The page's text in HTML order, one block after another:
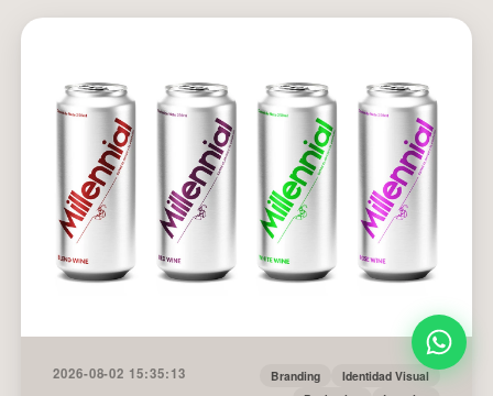
2026-08-02 15:35:13 Branding
Identidad Visual